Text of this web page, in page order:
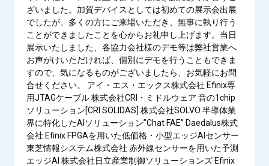
ざいました。加賀デバイスとしては初めての展示会出展
でしたが、多くの方にご来場いただき、無事に執り行う
ことができましたことを心からお礼申し上げます。当日
展示いたしました、各協力会社様のデモ等は弊社営業へ
お声がけいただければ、個別にデモを行うこともできま
すので、気になるものがございましたら、お気軽にお問
合せください。 アイ・エス・エックス株式会社 Efinix専
用JTAGケーブル 株式会社CRI・ミドルウェア 音の1chip
ソリューション[CRI SOLIDAS] 株式会社SOLVO 半導体業
界に特化したAIソリューション”Chat FAE” Daedalus株式
会社 Efinix FPGAを用いた低価格・小型エッジAIセンサー
東芝情報システム株式会社 赤外線センサーを用いた予測
エッジAI 株式会社日立産業制御ソリューションズ Efinix